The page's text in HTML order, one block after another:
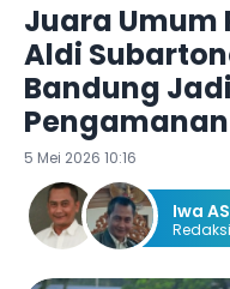
Juara Umum
Aldi
Bandung
5 Mei 2026 10:16
Iwa AS